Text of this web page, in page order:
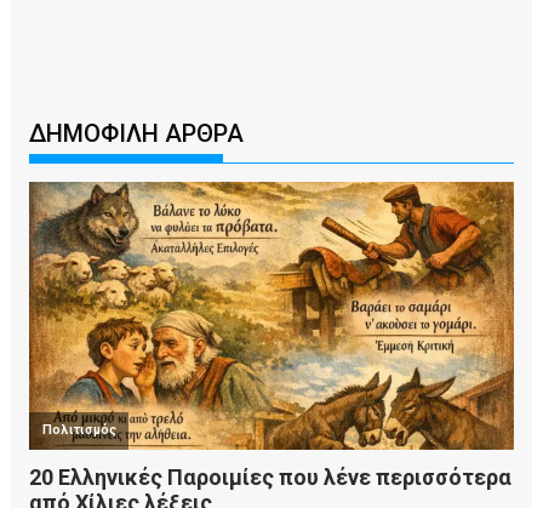
ΔΗΜΟΦΙΛΗ ΑΡΘΡΑ